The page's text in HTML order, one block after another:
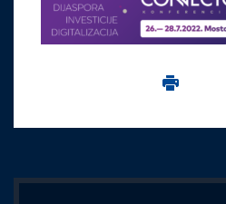
Imprima